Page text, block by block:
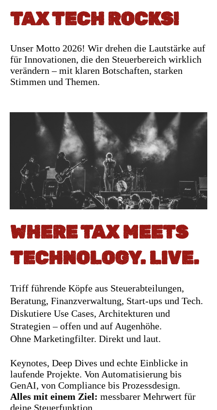
TAX TECH ROCKS!
Unser Motto 2026! Wir drehen die Lautstärke auf
für Innovationen, die den Steuerbereich wirklich
verändern – mit klaren Botschaften, starken
Stimmen und Themen.
WHERE TAX MEETS
TECHNOLOGY. LIVE.
Triff führende Köpfe aus Steuerabteilungen,
Beratung, Finanzverwaltung, Start-ups und Tech.
Diskutiere Use Cases, Architekturen und
Strategien – offen und auf Augenhöhe.
Ohne Marketingfilter. Direkt und laut.
Keynotes, Deep Dives und echte Einblicke in
laufende Projekte. Von Automatisierung bis
GenAI, von Compliance bis Prozessdesign.
Alles mit einem Ziel: messbarer Mehrwert für
deine Steuerfunktion.